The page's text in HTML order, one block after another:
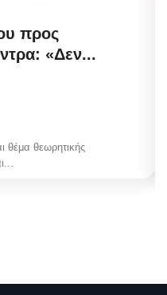
προς
«Δεν...
θέμα θεωρητικής